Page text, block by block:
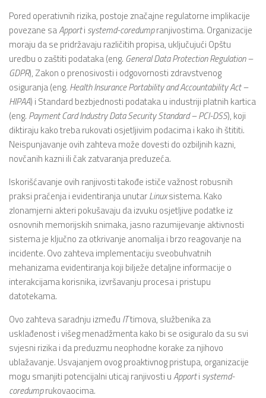
Pored operativnih rizika, postoje značajne regulatorne implikacije
povezane saApporti systemd-coredumpranjivostima. Organizacije
moraju da se pridržavaju različitih propisa, uključujući Opštu
uredbu o zaštiti podataka (eng. General Data Protection Regulation –
GDPR), Zakon o prenosivosti i odgovornosti zdravstvenog
osiguranja (eng. Health Insurance Portability and Accountability Act –
HIPAA) i Standard bezbjednosti podataka u industriji platnih kartica
(eng. Payment Card Industry Data Security Standard – PCI-DSS), koji
diktiraju kako treba rukovati osjetljivim podacima i kako ih štititi.
Neispunjavanje ovih zahteva može dovesti do ozbiljnih kazni,
novčanih kazni ili čak zatvaranja preduzeća.
Iskorišćavanje ovih ranjivosti takođe ističe važnost robusnih
praksi praćenja i evidentiranja unutarLinuxsistema. Kako
zlonamjerni akteri pokušavaju da izvuku osjetljive podatke iz
osnovnih memorijskih snimaka, jasno razumijevanje aktivnosti
sistema je ključno za otkrivanje anomalija i brzo reagovanje na
incidente. Ovo zahteva implementaciju sveobuhvatnih
mehanizama evidentiranja koji bilježe detaljne informacije o
interakcijama korisnika, izvršavanju procesa i pristupu
datotekama.
Ovo zahteva saradnju između ITtimova, službenika za
usklađenost i višeg menadžmenta kako bi se osiguralo da su svi
svjesni rizika i da preduzmu neophodne korake za njihovo
ublažavanje. Usvajanjem ovog proaktivnog pristupa, organizacije
mogu smanjiti potencijalni uticaj ranjivosti uApporti systemd-
coredumprukovaocima.